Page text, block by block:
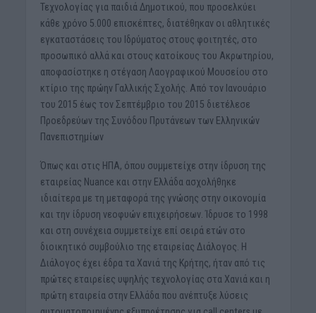
Τεχνολογίας για παιδιά Δημοτικού, που προσελκύει
κάθε χρόνο 5.000 επισκέπτες, διατέθηκαν οι αθλητικές
εγκαταστάσεις του Ιδρύματος στους φοιτητές, στο
προσωπικό αλλά και στους κατοίκους του Ακρωτηρίου,
αποφασίστηκε η στέγαση Λαογραφικού Μουσείου στο
κτίριο της πρώην Γαλλικής Σχολής. Από τον Ιανουάριο
του 2015 έως τον Σεπτέμβριο του 2015 διετέλεσε
Προεδρεύων της Συνόδου Πρυτάνεων των Ελληνικών
Πανεπιστημίων
Όπως και στις ΗΠΑ, όπου συμμετείχε στην ίδρυση της
εταιρείας Nuance και στην Ελλάδα ασχολήθηκε
ιδιαίτερα με τη μεταφορά της γνώσης στην οικονομία
και την ίδρυση νεοφυών επιχειρήσεων. Ίδρυσε το 1998
και στη συνέχεια συμμετείχε επί σειρά ετών στο
διοικητικό συμβούλιο της εταιρείας Διάλογος. Η
Διάλογος έχει έδρα τα Χανιά της Κρήτης, ήταν από τις
πρώτες εταιρείες υψηλής τεχνολογίας στα Χανιά και η
πρώτη εταιρεία στην Ελλάδα που ανέπτυξε λύσεις